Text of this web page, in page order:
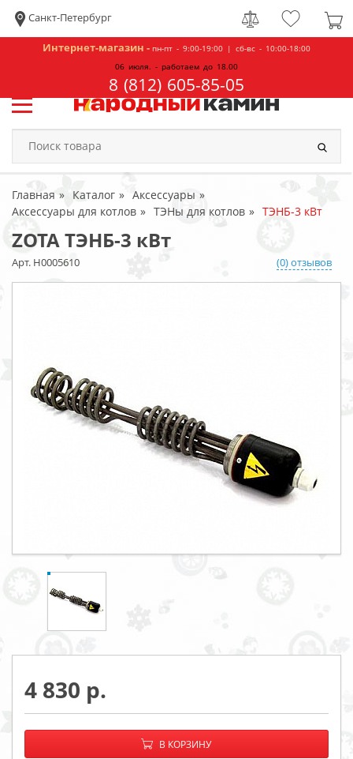
Санкт-Петербург
Интернет-магазин - пн-пт - 9:00-19:00 | сб-вс - 10:00-18:00
06 июля. - работаем до 18.00
8 (812) 605-85-05
Главная Каталог
Аксессуары
Аксессуары для котлов
ТЭНы для котлов ТЭНБ-3 кВт
ZOTA ТЭНБ-3 кВт
Арт. Н0005610 (0) отзывов
4 830
−
В КОРЗИНУ